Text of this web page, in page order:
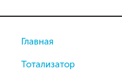
Главная
Тотализатор